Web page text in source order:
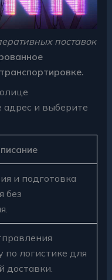
поставок
и выберите
и подготовка
без
по логистике для
доставки.